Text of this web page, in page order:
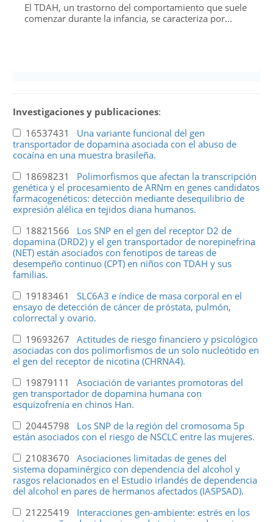
El TDAH, un trastorno del comportamiento que suele
comenzar durante la infancia, se caracteriza por...
Investigaciones y publicaciones:
16537431 Una variante funcional del gen
transportador de dopamina asociada con el abuso de
cocaína en una muestra brasileña.
18698231 Polimorfismos que afectan la transcripción
genética y el procesamiento de ARNm en genes candidatos
farmacogenéticos: detección mediante desequilibrio de
expresión alélica en tejidos diana humanos.
18821566 Los SNP en el gen del receptor D2 de
dopamina (DRD2) y el gen transportador de norepinefrina
(NET) están asociados con fenotipos de tareas de
desempeño continuo (CPT) en niños con TDAH y sus
familias.
19183461 SLC6A3 e índice de masa corporal en el
ensayo de detección de cáncer de próstata, pulmón,
colorrectal y ovario.
19693267 Actitudes de riesgo financiero y psicológico
asociadas con dos polimorfismos de un solo nucleótido en
el gen del receptor de nicotina (CHRNA4).
19879111 Asociación de variantes promotoras del
gen transportador de dopamina humana con
esquizofrenia en chinos Han.
20445798 Los SNP de la región del cromosoma 5p
están asociados con el riesgo de NSCLC entre las mujeres.
21083670 Asociaciones limitadas de genes del
sistema dopaminérgico con dependencia del alcohol y
rasgos relacionados en el Estudio irlandés de dependencia
del alcohol en pares de hermanos afectados (IASPSAD).
21225419 Interacciones gen-ambiente: estrés en los